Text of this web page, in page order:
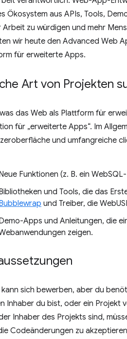
Ökosystem aus APIs, Tools,
Arbeit zu würdigen und mehr
wir heute den Advanced Web
für erweiterte Apps.
Art von Projekten
das Web als Plattform für
für „erweiterte Apps“. Im
und umfangreiche
Funktionen (z. B. ein
und Tools, die das
und Treiber, die
Apps und Anleitungen, die
zeigen.
sich bewerben, aber du
Inhaber du bist, oder ein Projekt
Inhaber des Projekts sind,
Codeänderungen zu